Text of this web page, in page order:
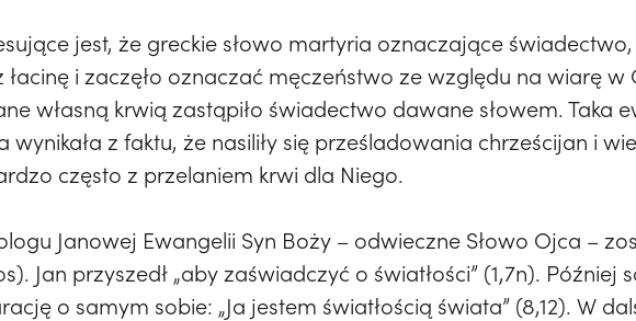
jest, że greckie słowo martyria oznaczające
łacinę i zaczęło oznaczać męczeństwo ze względu na wiarę w
własną krwią zastąpiło świadectwo dawane słowem. Taka
wynikała z faktu, że nasiliły się prześladowania chrześcijan i
często z przelaniem krwi dla Niego.
Janowej Ewangelii Syn Boży – odwieczne Słowo Ojca –
Jan przyszedł „aby zaświadczyć o światłości” (1,7n). Później
o samym sobie: „Ja jestem światłością świata” (8,12). W